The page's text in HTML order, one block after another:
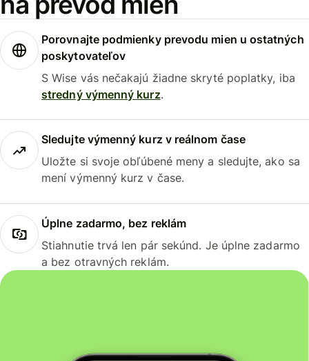
Porovnajte podmienky prevodu mien u ostatných
poskytovateľov
S Wise vás nečakajú žiadne skryté poplatky, iba
stredný výmenný kurz.
Sledujte výmenný kurz v reálnom čase
Uložte si svoje obľúbené meny a sledujte, ako sa
mení výmenný kurz v čase.
Úplne zadarmo, bez reklám
Stiahnutie trvá len pár sekúnd. Je úplne zadarmo
a bez otravných reklám.